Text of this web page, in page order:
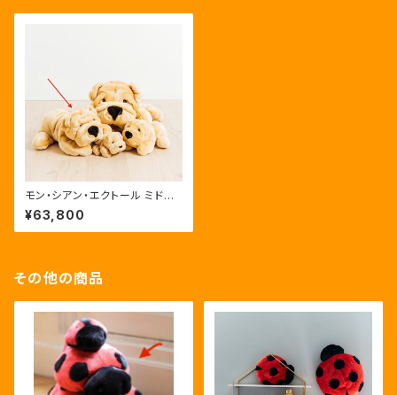
モン・シアン・エクトール ミドル
45cm Mon Chien Hector
(犬のぬいぐるみ）ベージュ
¥63,800
その他の商品